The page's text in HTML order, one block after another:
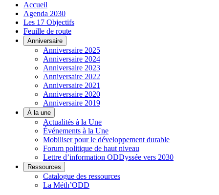
Accueil
Agenda 2030
Les 17 Objectifs
Feuille de route
Anniversaire
Anniversaire 2025
Anniversaire 2024
Anniversaire 2023
Anniversaire 2022
Anniversaire 2021
Anniversaire 2020
Anniversaire 2019
À la une
Actualités à la Une
Événements à la Une
Mobiliser pour le développement durable
Forum politique de haut niveau
Lettre d’information ODDyssée vers 2030
Ressources
Catalogue des ressources
La Méth’ODD